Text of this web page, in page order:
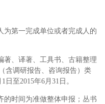
为第一完成单位或者完成人的
著、译著、工具书、古籍整理
含调研报告、咨询报告）类
至2015年6月31日。
的时间为准做整体申报；丛书